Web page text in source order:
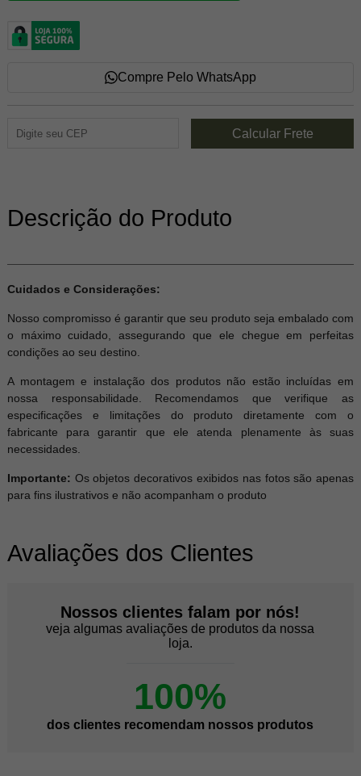
Compre Pelo WhatsApp
Descrição do Produto
Cuidados e Considerações:
Nosso compromisso é garantir que seu produto seja embalado com
o máximo cuidado, assegurando que ele chegue em perfeitas
condições ao seu destino.
A montagem e instalação dos produtos não estão incluídas em
nossa responsabilidade. Recomendamos que verifique as
especificações e limitações do produto diretamente com o
fabricante para garantir que ele atenda plenamente às suas
necessidades.
Importante: Os objetos decorativos exibidos nas fotos são apenas
para fins ilustrativos e não acompanham o produto
Avaliações dos Clientes
Nossos clientes falam por nós!
veja algumas avaliações de produtos da nossa
loja.
100%
dos clientes recomendam nossos produtos